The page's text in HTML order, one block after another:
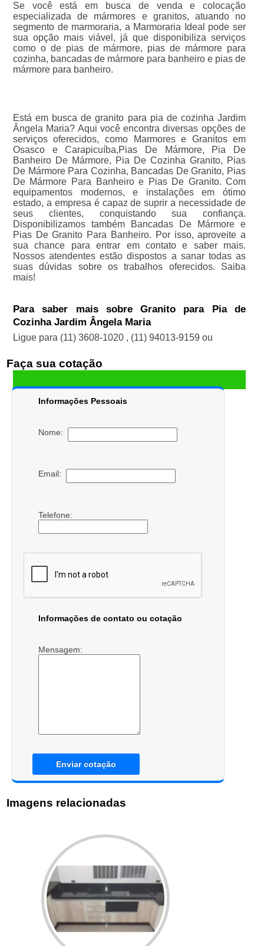
Se você está em busca de venda e colocação
especializada de mármores e granitos, atuando no
segmento de marmoraria, a Marmoraria Ideal pode ser
sua opção mais viável, já que disponibiliza serviços
como o de pias de mármore, pias de mármore para
cozinha, bancadas de mármore para banheiro e pias de
mármore para banheiro.
Está em busca de granito para pia de cozinha Jardim
Ângela Maria? Aqui você encontra diversas opções de
serviços oferecidos, como Marmores e Granitos em
Osasco e Carapicuíba,Pias De Mármore, Pia De
Banheiro De Mármore, Pia De Cozinha Granito, Pias
De Mármore Para Cozinha, Bancadas De Granito, Pias
De Mármore Para Banheiro e Pias De Granito. Com
equipamentos modernos, e instalações em ótimo
estado, a empresa é capaz de suprir a necessidade de
seus clientes, conquistando sua confiança.
Disponibilizamos também Bancadas De Mármore e
Pias De Granito Para Banheiro. Por isso, aproveite a
sua chance para entrar em contato e saber mais.
Nossos atendentes estão dispostos a sanar todas as
suas dúvidas sobre os trabalhos oferecidos. Saiba
mais!
Para saber mais sobre Granito para Pia de
Cozinha Jardim Ângela Maria
Ligue para (11) 3608-1020 , (11) 94013-9159 ou
Faça sua cotação
Informações Pessoais
Nome:
Email:
Telefone:
Informações de contato ou cotação
Mensagem:
Enviar cotação
Imagens relacionadas